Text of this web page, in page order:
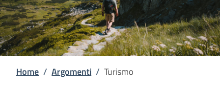
Home / Argomenti / Turismo